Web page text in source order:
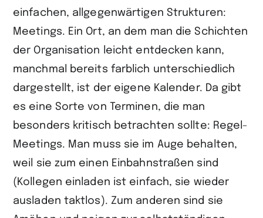
einfachen, allgegenwärtigen Strukturen:
Meetings. Ein Ort, an dem man die Schichten
der Organisation leicht entdecken kann,
manchmal bereits farblich unterschiedlich
dargestellt, ist der eigene Kalender. Da gibt
es eine Sorte von Terminen, die man
besonders kritisch betrachten sollte: Regel-
Meetings. Man muss sie im Auge behalten,
weil sie zum einen Einbahnstraßen sind
(Kollegen einladen ist einfach, sie wieder
ausladen taktlos). Zum anderen sind sie